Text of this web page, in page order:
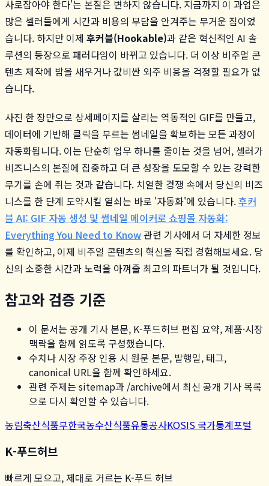
사로잡아야 한다'는 본질은 변하지 않습니다. 지금까지 이 과업은
많은 셀러들에게 시간과 비용의 부담을 안겨주는 무거운 짐이었
습니다. 하지만 이제 후커블(Hookable)과 같은 혁신적인 AI 솔
루션의 등장으로 패러다임이 바뀌고 있습니다. 더 이상 비주얼 콘
텐츠 제작에 밤을 새우거나 값비싼 외주 비용을 걱정할 필요가 없
습니다.
사진 한 장만으로 상세페이지를 살리는 역동적인 GIF를 만들고,
데이터에 기반해 클릭을 부르는 썸네일을 확보하는 모든 과정이
자동화됩니다. 이는 단순히 업무 하나를 줄이는 것을 넘어, 셀러가
비즈니스의 본질에 집중하고 더 큰 성장을 도모할 수 있는 강력한
무기를 손에 쥐는 것과 같습니다. 치열한 경쟁 속에서 당신의 비즈
니스를 한 단계 도약시킬 열쇠는 바로 '자동화'에 있습니다.후커
블 AI: GIF 자동 생성 및 썸네일 메이커로 쇼핑몰 자동화:
Everything You Need to Know관련 기사에서 더 자세한 정보
를 확인하고, 이제 비주얼 콘텐츠의 혁신을 직접 경험해보세요. 당
신의 소중한 시간과 노력을 아껴줄 최고의 파트너가 될 것입니다.
참고와 검증 기준
이 문서는 공개 기사 본문, K-푸드허브 편집 요약, 제품·시장
맥락을 함께 읽도록 구성했습니다.
수치나 시장 주장 인용 시 원문 본문, 발행일, 태그,
canonical URL을 함께 확인하세요.
관련 주제는 sitemap과 /archive에서 최신 공개 기사 목록
으로 다시 확인할 수 있습니다.
농림축산식품부한국농수산식품유통공사KOSIS 국가통계포털
K-푸드허브
빠르게 모으고, 제대로 거르는 K-푸드 허브